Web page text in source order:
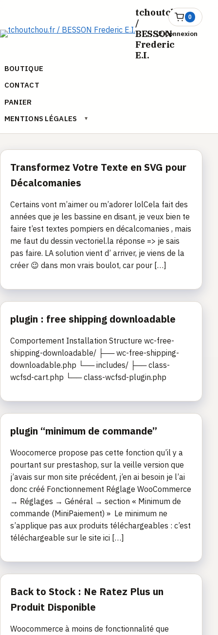
contenu
tchoutchou.fr
/
BESSON
Frederic
E.I.
BOUTIQUE
CONTACT
PANIER
MENTIONS LÉGALES
▾
0
Ouvrir
le
panier
Connexion
Transformez Votre Texte en SVG pour
Décalcomanies
Certains vont m’aimer ou m’adorer lolCela fait des
années que je les bassine en disant, je veux bien te
faire t’est textes pompiers en décalcomanies , mais
me faut du dessin vectoriel.la réponse => je sais
pas faire. LA solution vient d’ arriver, je viens de la
créer 😉 dans mon vrais boulot, car pour […]
plugin : free shipping downloadable
Comportement Installation Structure wc-free-
shipping-downloadable/ ├── wc-free-shipping-
downloadable.php └── includes/ ├── class-
wcfsd-cart.php └── class-wcfsd-plugin.php
plugin “minimum de commande”
Woocomerce propose pas cette fonction qu’il y a
pourtant sur prestashop, sur la veille version que
j’avais sur mon site précédent, j’en ai besoin je l’ai
donc créé Fonctionnement Réglage WooCommerce
→ Réglages → Général → section « Minimum de
commande (MiniPaiement) » Le minimum ne
s’applique pas aux produits téléchargeables : c’est
téléchargeable sur le site ici […]
Back to Stock : Ne Ratez Plus un
Produit Disponible
Woocommerce à moins de fonctionnalité que